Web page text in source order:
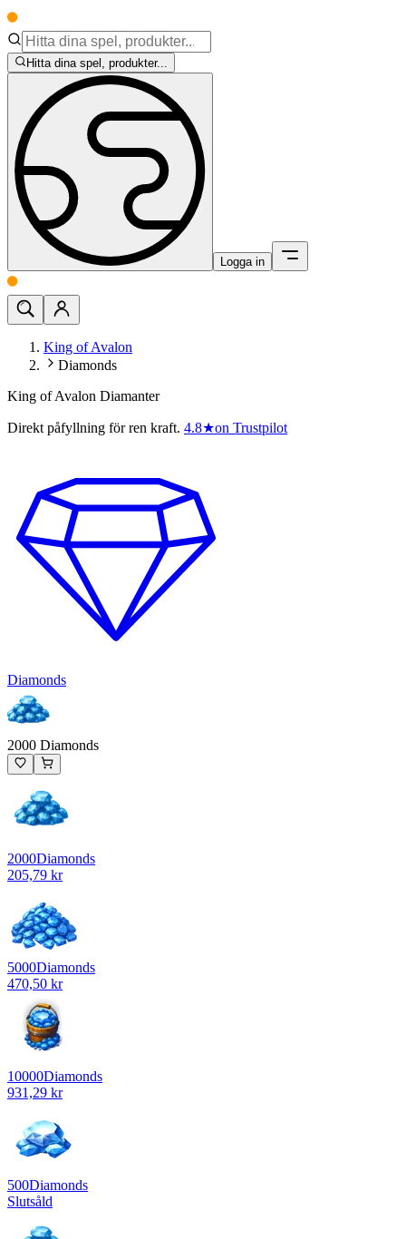
Hitta dina spel, produkter...
Logga in
King of Avalon
Diamonds
King of Avalon Diamanter
Direkt påfyllning för ren kraft. 4.8★on Trustpilot
Diamonds
2000 Diamonds
2000Diamonds
205,79 kr
5000Diamonds
470,50 kr
10000Diamonds
931,29 kr
500Diamonds
Slutsåld